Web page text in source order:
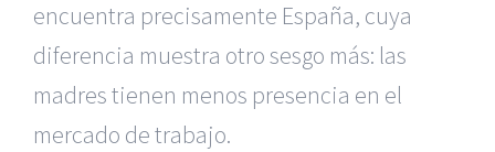
encuentra precisamente España, cuya
diferencia muestra otro sesgo más: las
madres tienen menos presencia en el
mercado de trabajo.